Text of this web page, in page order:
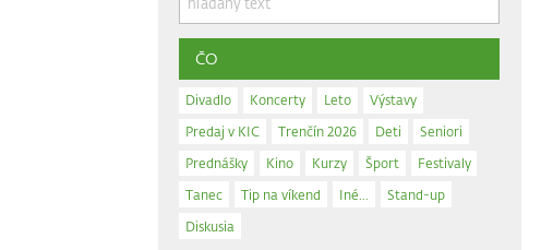
ČO
Divadlo Koncerty Leto
Výstavy
Predaj v KIC
Trenčín 2026 Deti
Seniori
Prednášky
Kino Kurzy Šport
Festivaly
Tanec
Tip na víkend Iné...
Stand-up
Diskusia